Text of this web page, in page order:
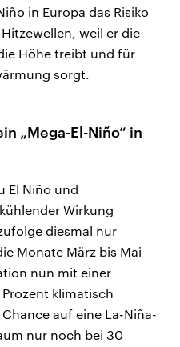
in Europa das Risiko
weil er die
Höhe treibt und für
sorgt.
„Mega-El-Niño“ in
El Niño und
Wirkung
diesmal nur
Monate März bis Mai
nun mit einer
klimatisch
auf eine La-Niña-
nur noch bei 30